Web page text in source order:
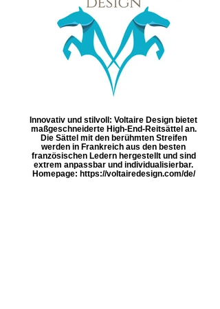
Innovativ und stilvoll: Voltaire Design bietet
maßgeschneiderte High-End-Reitsättel an.
Die Sättel mit den berühmten Streifen
werden in Frankreich aus den besten
französischen Ledern hergestellt und sind
extrem anpassbar und individualisierbar.
Homepage: https://voltairedesign.com/de/